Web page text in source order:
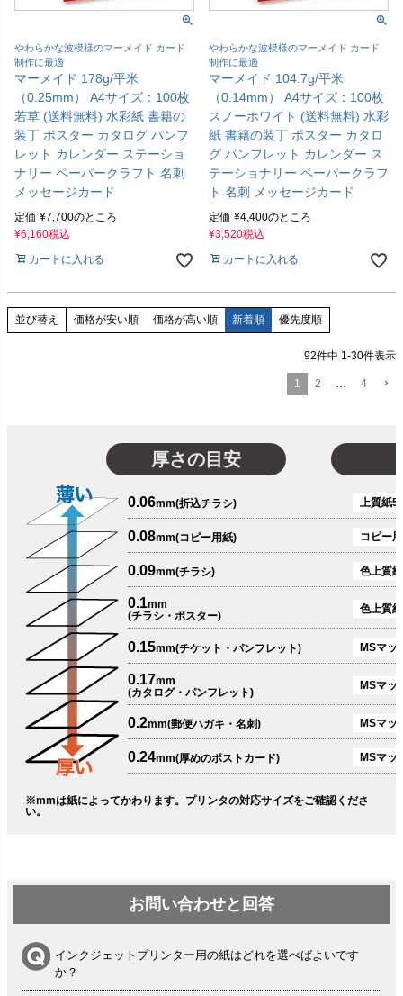
やわらかな波模様のマーメイド カード
制作に最適
マーメイド 178g/平米
（0.25mm） A4サイズ：100枚
若草 (送料無料) 水彩紙 書籍の
装丁 ポスター カタログ パンフ
レット カレンダー ステーショ
ナリー ペーパークラフト 名刺
メッセージカード
定価 ¥7,700のところ
¥6,160税込
カートに入れる
やわらかな波模様のマーメイド カード
制作に最適
マーメイド 104.7g/平米
（0.14mm） A4サイズ：100枚
スノーホワイト (送料無料) 水彩
紙 書籍の装丁 ポスター カタロ
グ パンフレット カレンダー ス
テーショナリー ペーパークラフ
ト 名刺 メッセージカード
定価 ¥4,400のところ
¥3,520税込
カートに入れる
並び替え 価格が安い順 価格が高い順 新着順 優先度順
92件中 1 -30件表示
1 2 4
厚さの目安
0.06mm(折込チラシ) 上質紙
0.08mm(コピー用紙) コピー
0.09mm(チラシ) 色上質
0.1mm
(チラシ・ポスター)
色上質
0.15mm(チケット・パンフレット) MSマッ
0.17mm
(カタログ・パンフレット)
MSマッ
0.2mm(郵便ハガキ・名刺) MSマッ
0.24mm(厚めのポストカード) MSマッ
※mmは紙によってかわります。プリンタの対応サイズをご確認くださ
い。
お問い合わせと回答
インクジェットプリンター用の紙はどれを選べばよいです
か？